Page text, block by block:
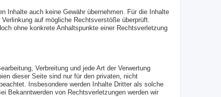
Inhalte auch keine Gewähr übernehmen. Für die Inhalte
auf mögliche Rechtsverstöße überprüft.
ohne konkrete Anhaltspunkte einer Rechtsverletzung
Verbreitung und jede Art der Verwertung
dieser Seite sind nur für den privaten, nicht
Insbesondere werden Inhalte Dritter als solche
Bekanntwerden von Rechtsverletzungen werden wir